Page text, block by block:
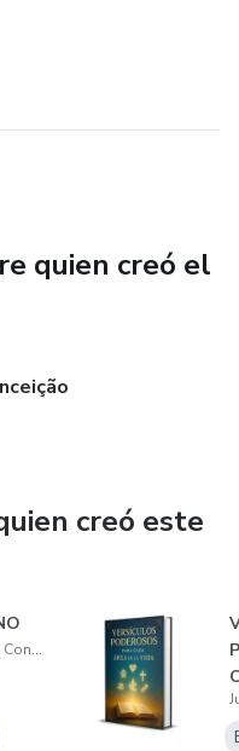
quien creó el
creó este
Juliano Duarte da Conceição